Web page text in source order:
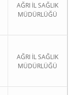
AĞRI İL SAĞLIK
MÜDÜRLÜĞÜ
AĞRI İL SAĞLIK
MÜDÜRLÜĞÜ